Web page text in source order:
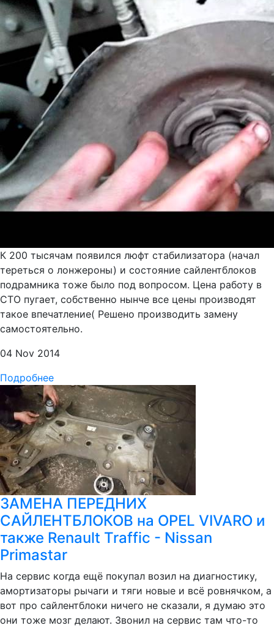
К 200 тысячам появился люфт стабилизатора (начал
тереться о лонжероны) и состояние сайлентблоков
подрамника тоже было под вопросом. Цена работу в
СТО пугает, собственно нынче все цены производят
такое впечатление( Решено производить замену
самостоятельно.
04 Nov 2014
Подробнее
ЗАМЕНА ПЕРЕДНИХ
САЙЛЕНТБЛОКОВ на OPEL VIVARO и
также Renault Traffic - Nissan
Primastar
На сервис когда ещё покупал возил на диагностику,
амортизаторы рычаги и тяги новые и всё ровнячком, а
вот про сайлентблоки ничего не сказали, я думаю это
они тоже мозг делают. Звонил на сервис там что-то